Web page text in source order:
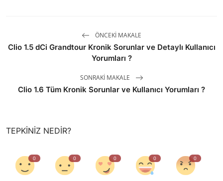
ÖNCEKI MAKALE
Clio 1.5 dCi Grandtour Kronik Sorunlar ve Detaylı Kullanıcı
Yorumları ?
SONRAKI MAKALE
Clio 1.6 Tüm Kronik Sorunlar ve Kullanıcı Yorumları ?
TEPKINIZ NEDIR?
0 0 0 0 0